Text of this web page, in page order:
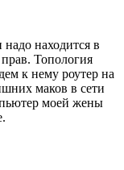
находится в
Топология
к нему роутер на
маков в сети
моей жены